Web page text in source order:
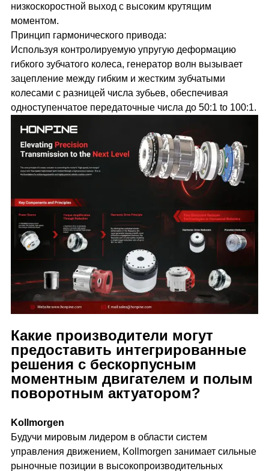
низкоскоростной выход с высоким крутящим
моментом.
Принцип гармонического привода:
Используя контролируемую упругую деформацию
гибкого зубчатого колеса, генератор волн вызывает
зацепление между гибким и жестким зубчатыми
колесами с разницей числа зубьев, обеспечивая
одноступенчатое передаточные числа до 50:1 to 100:1.
Какие производители могут
предоставить интегрированные
решения с бескорпусным
моментным двигателем и полым
поворотным актуатором?
Kollmorgen
Будучи мировым лидером в области систем
управления движением, Kollmorgen занимает сильные
рыночные позиции в высокопроизводительных